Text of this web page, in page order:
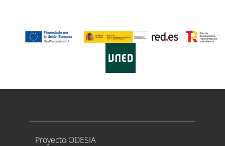
Proyecto ODESIA
Proyecto ODESIA